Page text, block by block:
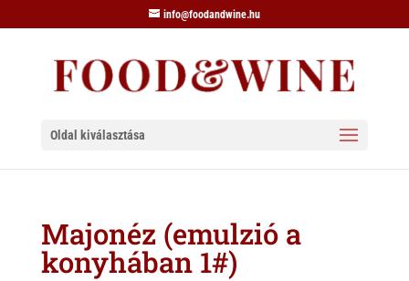
info@foodandwine.hu
Oldal kiválasztása
Majonéz (emulzió a
konyhában 1#)